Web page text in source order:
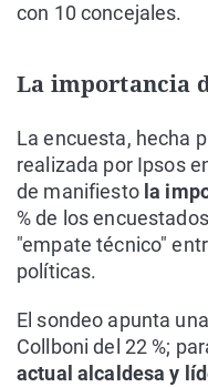
con 10 concejales.
La importancia
La encuesta, hecha
realizada por Ipsos
de manifiestola
% de los
"empate técnico"
políticas.
El sondeo apunta
Collboni del 22 %;
actual alcaldesa y